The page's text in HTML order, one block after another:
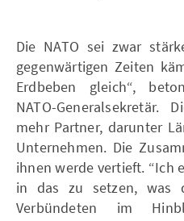
Die NATO sei zwar
gegenwärtigen Zeiten
Erdbeben gleich“,
NATO-Generalsekretär.
mehr Partner, darunter
Unternehmen. Die
ihnen werde vertieft. “Ich
in das zu setzen, was
Verbündeten im